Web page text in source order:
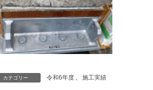
カテゴリー 令和6年度 、 施工実績